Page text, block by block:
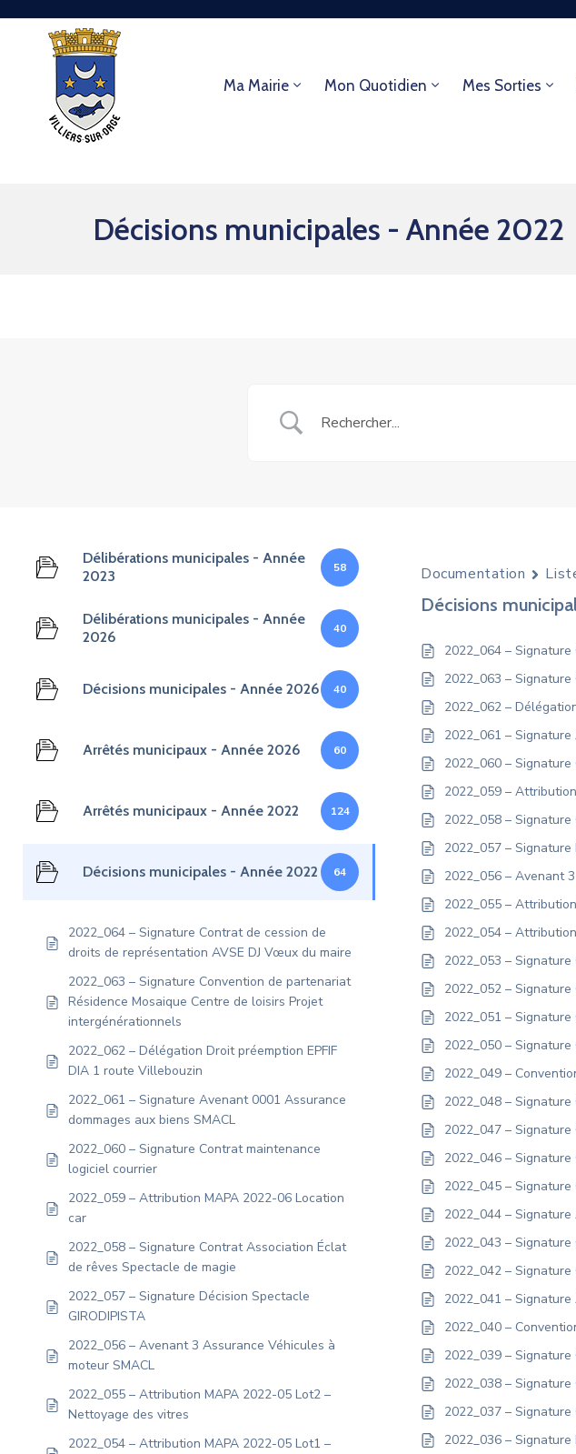
Ma Mairie Mon Quotidien Mes Sorties
Décisions municipales - Année 2022
Délibérations municipales - Année
2023
58
Délibérations municipales - Année
2026
40
Décisions municipales - Année 2026 40
Arrêtés municipaux - Année 2026 60
Arrêtés municipaux - Année 2022 124
Décisions municipales - Année 2022 64
2022_064 – Signature Contrat de cession de
droits de représentation AVSE DJ Vœux du maire
2022_063 – Signature Convention de partenariat
Résidence Mosaique Centre de loisirs Projet
intergénérationnels
2022_062 – Délégation Droit préemption EPFIF
DIA 1 route Villebouzin
2022_061 – Signature Avenant 0001 Assurance
dommages aux biens SMACL
2022_060 – Signature Contrat maintenance
logiciel courrier
2022_059 – Attribution MAPA 2022-06 Location
car
2022_058 – Signature Contrat Association Éclat
de rêves Spectacle de magie
2022_057 – Signature Décision Spectacle
GIRODIPISTA
2022_056 – Avenant 3 Assurance Véhicules à
moteur SMACL
2022_055 – Attribution MAPA 2022-05 Lot2 –
Nettoyage des vitres
2022_054 – Attribution MAPA 2022-05 Lot1 –
Documentation
Décisions
2022_064 –
2022_063 –
2022_062 –
2022_061 –
2022_060 –
2022_059 –
2022_058 –
2022_057 – Signature
2022_056 – Avenant
2022_055 –
2022_054 –
2022_053 –
2022_052 –
2022_051 –
2022_050 –
2022_049 –
2022_048 –
2022_047 –
2022_046 –
2022_045 –
2022_044 –
2022_043 –
2022_042 –
2022_041 –
2022_040 –
2022_039 –
2022_038 –
2022_037 – Signature
2022_036 –